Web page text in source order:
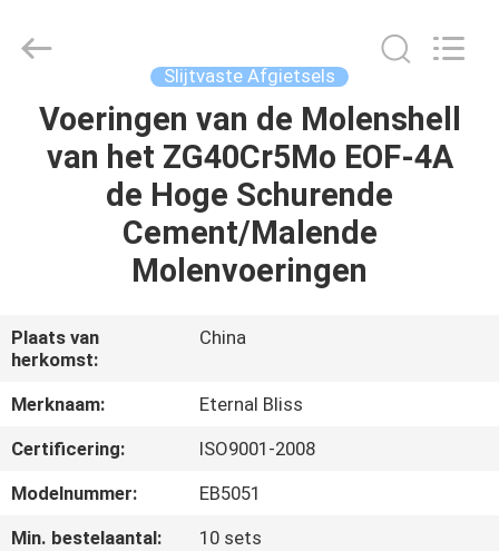
HUIS
PRODUCTEN
ONGEVEER
ONS
FABRIEKSREIS
KWALITEITSCONTROLE
Casting
Reserved.
Slijtvaste Afgietsels
Voeringen van de Molenshell
van het ZG40Cr5Mo EOF-4A
de Hoge Schurende
Cement/Malende
Molenvoeringen
Plaats van
herkomst:
China
Merknaam:
Eternal Bliss
Certificering:
ISO9001-2008
Modelnummer:
EB5051
Min. bestelaantal:
10 sets